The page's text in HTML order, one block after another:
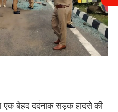
बेहद दर्दनाक सड़क हादसे की